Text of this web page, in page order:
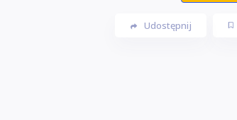
Udostępnij